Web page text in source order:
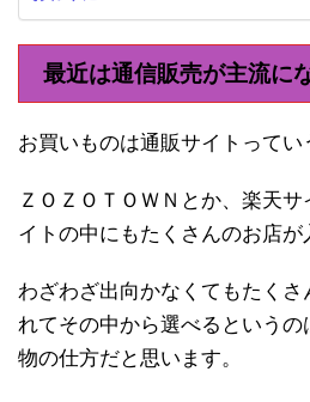
最近は通信販売が主流に
お買いものは通販サイトってい
ＺＯＺＯＴＯＷＮとか、楽天
イトの中にもたくさんのお店が
わざわざ出向かなくてもたく
れてその中から選べるという
物の仕方だと思います。